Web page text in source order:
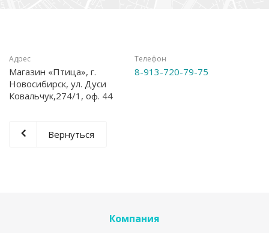
Адрес
Магазин «Птица», г.
Новосибирск, ул. Дуси
Ковальчук,274/1, оф. 44
Телефон
8-913-720-79-75
Вернуться
Компания